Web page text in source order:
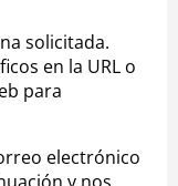
solicitada.
en la URL o
para
electrónico